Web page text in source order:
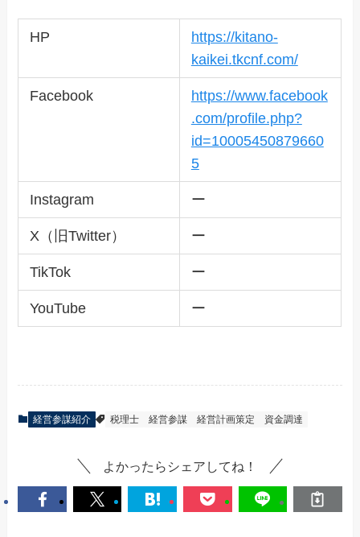
HP
https://kitano-
kaikei.tkcnf.com/
Facebook
https://www.facebook
.com/profile.php?
id=10005450879660
5
Instagram ー
X（旧Twitter） ー
TikTok ー
YouTube ー
経営参謀紹介 税理士 経営参謀 経営計画策定 資金調達
よかったらシェアしてね！